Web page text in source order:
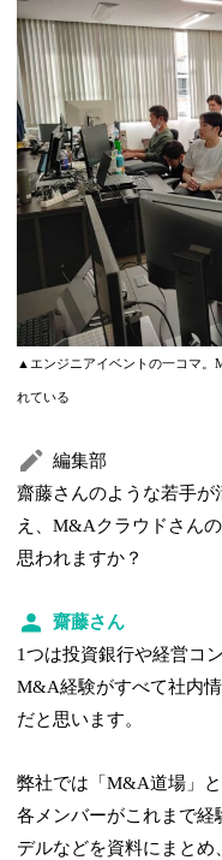
▲エンジニアイベントの一コマ。
れている
編集部
齋藤さんのような若手が
え、M&Aクラウドさん
思われますか？
齋藤さん
1つは投資銀行や経営コ
M&A経験がすべて社内
だと思います。
弊社では「M&A道場」
各メンバーがこれまで
デルなどを資料にまと